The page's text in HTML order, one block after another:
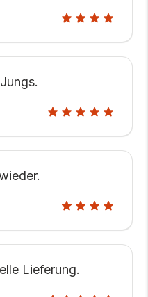
Lieferung.